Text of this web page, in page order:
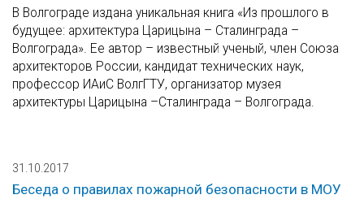
В Волгограде издана уникальная книга «Из прошлого в
будущее: архитектура Царицына – Сталинграда –
Волгограда». Ее автор – известный ученый, член Союза
архитекторов России, кандидат технических наук,
профессор ИАиС ВолгГТУ, организатор музея
архитектуры Царицына –Сталинграда – Волгограда.
31.10.2017
Беседа о правилах пожарной безопасности в МОУ